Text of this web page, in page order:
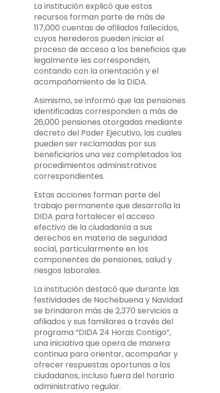
La institución explicó que estos
recursos forman parte de más de
117,000 cuentas de afiliados fallecidos,
cuyos herederos pueden iniciar el
proceso de acceso a los beneficios que
legalmente les corresponden,
contando con la orientación y el
acompañamiento de la DIDA.
Asimismo, se informó que las pensiones
identificadas corresponden a más de
26,000 pensiones otorgadas mediante
decreto del Poder Ejecutivo, las cuales
pueden ser reclamadas por sus
beneficiarios una vez completados los
procedimientos administrativos
correspondientes.
Estas acciones forman parte del
trabajo permanente que desarrolla la
DIDA para fortalecer el acceso
efectivo de la ciudadanía a sus
derechos en materia de seguridad
social, particularmente en los
componentes de pensiones, salud y
riesgos laborales.
La institución destacó que durante las
festividades de Nochebuena y Navidad
se brindaron más de 2,370 servicios a
afiliados y sus familiares a través del
programa “DIDA 24 Horas Contigo”,
una iniciativa que opera de manera
continua para orientar, acompañar y
ofrecer respuestas oportunas a los
ciudadanos, incluso fuera del horario
administrativo regular.